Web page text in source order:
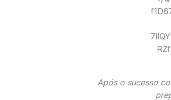
Após o sucesso